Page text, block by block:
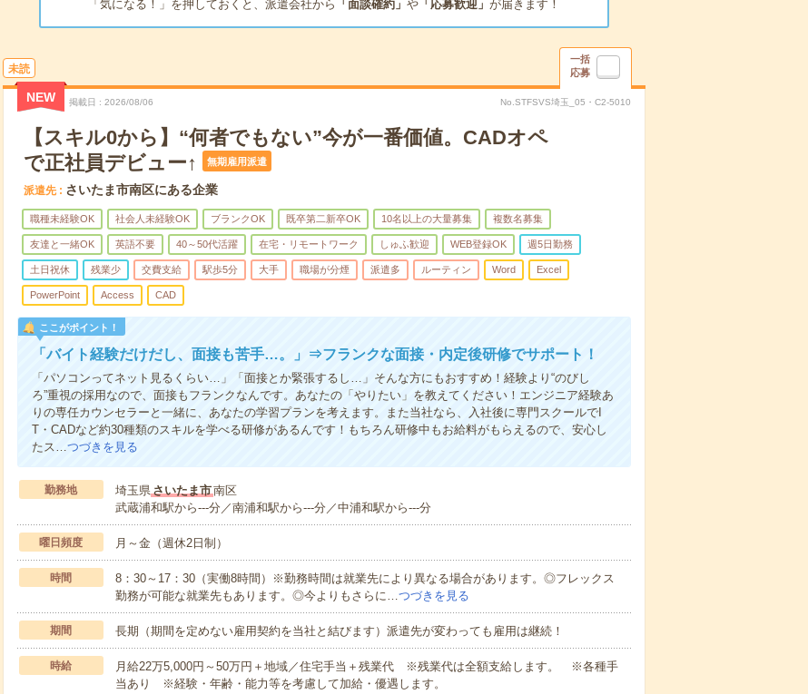
「気になる！」を押しておくと、派遣会社から 「面談確約」 や「応募歓迎」 が届きます！
未読
一括
応募
NEW 掲載日 2026/08/06 No.STFSVS埼玉_05・C2-5010
【スキル0から】“何者でもない”今が一番価値。CADオペ
で正社員デビュー↑
無期雇用派遣
派遣先 さいたま市南区にある企業
職種未経験OK 社会人未経験OK ブランクOK 既卒第二新卒OK 10名以上の大量募集 複数名募集
友達と一緒OK 英語不要 40～50代活躍 在宅・リモートワーク しゅふ歓迎 WEB登録OK 週5日勤務
土日祝休 残業少 交費支給 駅歩5分 大手 職場が分煙 派遣多 ルーティン Word Excel
PowerPoint Access CAD
ここがポイント！
「バイト経験だけだし、面接も苦手…。」⇒フランクな面接・内定後研修でサポート！
「パソコンってネット見るくらい…」「面接とか緊張するし…」そんな方にもおすすめ！経験より“のびし
ろ”重視の採用なので、面接もフランクなんです。あなたの「やりたい」を教えてください！エンジニア経験あ
りの専任カウンセラーと一緒に、あなたの学習プランを考えます。また当社なら、入社後に専門スクールでI
T・CADなど約30種類のスキルを学べる研修があるんです！もちろん研修中もお給料がもらえるので、安心し
たス…つづきを見る
勤務地 埼玉県さいたま市南区
武蔵浦和駅から---分／南浦和駅から---分／中浦和駅から---分
曜日頻度 月～金（週休2日制）
時間
8：30～17：30（実働8時間）※勤務時間は就業先により異なる場合があります。◎フレックス
勤務が可能な就業先もあります。◎今よりもさらに…つづきを見る
期間 長期（期間を定めない雇用契約を当社と結びます）派遣先が変わっても雇用は継続！
時給
月給22万5,000円～50万円＋地域／住宅手当＋残業代 ※残業代は全額支給します。 ※各種手
当あり ※経験・年齢・能力等を考慮して加給・優遇します。